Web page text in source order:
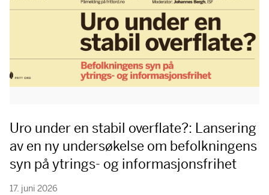
Uro under en stabil overflate?: Lansering
av en ny undersøkelse om befolkningens
syn på ytrings- og informasjonsfrihet
17. juni 2026